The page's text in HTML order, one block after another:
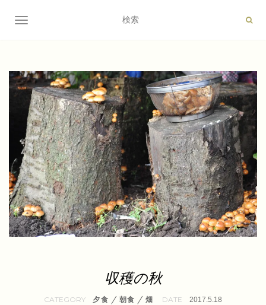
ナビゲーション切り替え
収穫の秋
夕食 / 朝食 /畑 2017.5.18